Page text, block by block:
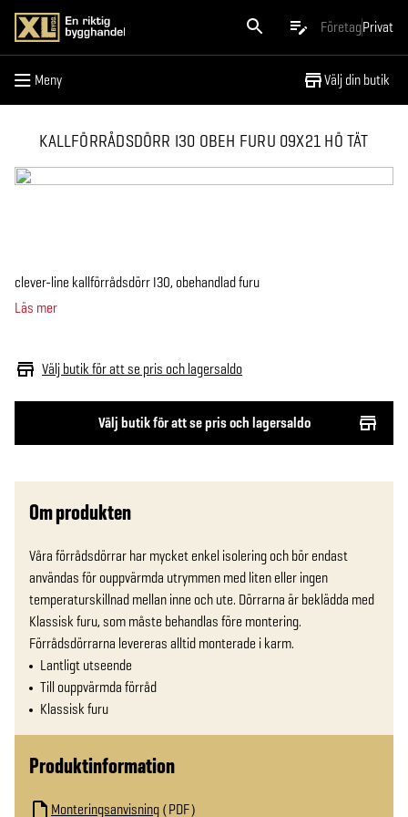
FöretagPrivat
Meny Välj din butik
Meny
KALLFÖRRÅDSDÖRR I30 OBEH FURU 09X21 HÖ TÄT
Välj butik för att se pris och lagersaldo
Välj butik för att se pris och lagersaldo
clever-line kallförrådsdörr I30, obehandlad furu
Läs mer
Om produkten
Våra förrådsdörrar har mycket enkel isolering och bör endast
användas för ouppvärmda utrymmen med liten eller ingen
temperaturskillnad mellan inne och ute. Dörrarna är beklädda med
Klassisk furu, som måste behandlas före montering.
Förrådsdörrarna levereras alltid monterade i karm.
Lantligt utseende
Till ouppvärmda förråd
Klassisk furu
Produktinformation
Monteringsanvisning PDF